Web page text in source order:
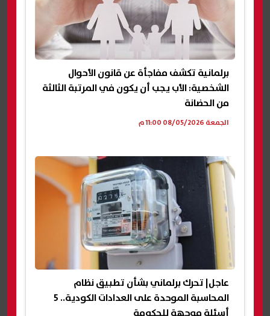
برلمانية تكشف مفاجأة عن قانون الأحوال
الشخصية: الأب يجب أن يكون في المرتبة الثالثة
من الحضانة
الجمعة 08/05/2026 11:00 م
عاجل| تحرك برلماني بشأن تطبيق نظام
المحاسبة الموحدة على العدادات الكودية.. 5
أسئلة موجهة للحكومة